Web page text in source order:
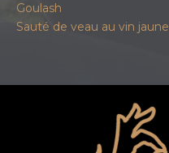
Goulash
Sauté de veau au vin jaune